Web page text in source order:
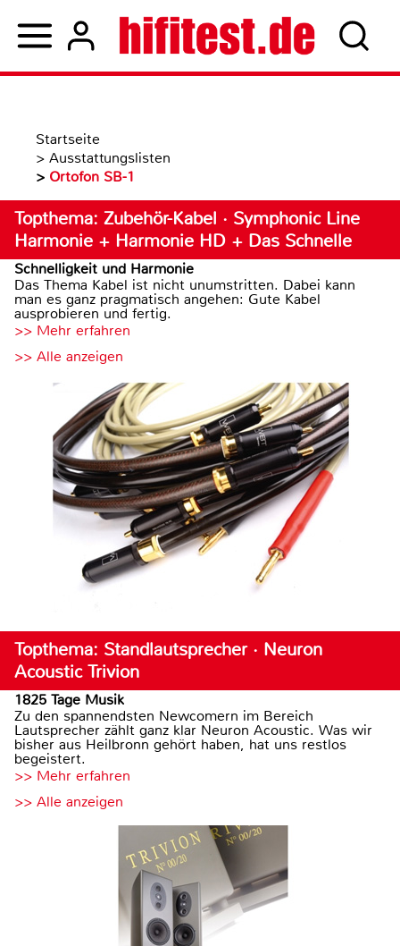
Startseite
> Ausstattungslisten
> Ortofon SB-1
Topthema: Zubehör-Kabel · Symphonic Line
Harmonie + Harmonie HD + Das Schnelle
Schnelligkeit und Harmonie
Das Thema Kabel ist nicht unumstritten. Dabei kann
man es ganz pragmatisch angehen: Gute Kabel
ausprobieren und fertig.
>> Mehr erfahren
>> Alle anzeigen
Topthema: Standlautsprecher · Neuron
Acoustic Trivion
1825 Tage Musik
Zu den spannendsten Newcomern im Bereich
Lautsprecher zählt ganz klar Neuron Acoustic. Was wir
bisher aus Heilbronn gehört haben, hat uns restlos
begeistert.
>> Mehr erfahren
>> Alle anzeigen